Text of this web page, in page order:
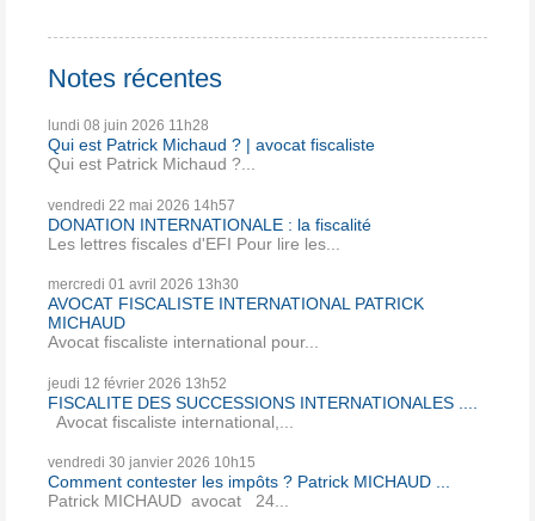
Notes récentes
lundi 08 juin 2026 11h28
Qui est Patrick Michaud ? | avocat fiscaliste
Qui est Patrick Michaud ?...
vendredi 22 mai 2026 14h57
DONATION INTERNATIONALE : la fiscalité
Les lettres fiscales d'EFI Pour lire les...
mercredi 01 avril 2026 13h30
AVOCAT FISCALISTE INTERNATIONAL PATRICK
MICHAUD
Avocat fiscaliste international pour...
jeudi 12 février 2026 13h52
FISCALITE DES SUCCESSIONS INTERNATIONALES ....
Avocat fiscaliste international,...
vendredi 30 janvier 2026 10h15
Comment contester les impôts ? Patrick MICHAUD ...
Patrick MICHAUD avocat 24...